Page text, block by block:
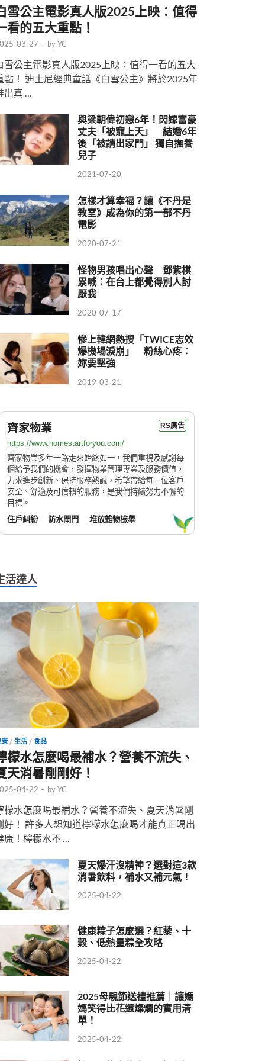
雪公主電影真人版2025上映：值得
看的五大重點！
03-27 - byYC
雪公主電影真人版2025上映：值得一看的五大
點！ 迪士尼經典童話《白雪公主》將於2025年
出真 …
與梁朝偉初戀6年！閃嫁富豪
丈夫「被寵上天」 結婚6年
後「被請出家門」 獨自撫養
兒子
2021-07-20
怎樣才算幸福？讓《不丹是
教室》成為你的第一部不丹
電影
2020-07-21
怪物男孩唱出心聲 鄧紫棋
累喊：在台上都覺得別人討
厭我
2020-07-17
慘上韓網熱搜「TWICE志效
爆機場淚崩」 粉絲心疼：
妳要堅強
2019-03-21
齊家物業 RS廣告
https://www.homestartforyou.com/
齊家物業多年一路走來始終如一，我們重視及感謝每
個給予我們的機會，發揮物業管理專業及服務價值，
力求進步創新、保持服務熱誠，希望帶給每一位客戶
安全、舒適及可信賴的服務，是我們持續努力不懈的
目標。
住戶糾紛
防水閘門 堆放雜物檢舉
活達人
/生活 /食品
檬水怎麼喝最補水？營養不流失、
天消暑剛剛好！
04-22 - byYC
檬水怎麼喝最補水？營養不流失、夏天消暑剛
好！ 許多人想知道檸檬水怎麼喝才能真正喝出
康！檸檬水不 …
夏天爆汗沒精神？選對這3款
消暑飲料，補水又補元氣！
2025-04-22
健康粽子怎麼選？紅藜、十
穀、低熱量粽全攻略
2025-04-22
2025母親節送禮推薦｜讓媽
媽笑得比花還燦爛的實用清
單！
2025-04-22